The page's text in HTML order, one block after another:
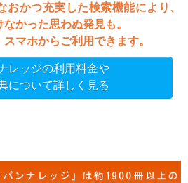
おかつ充実した検索機能により、
かった思わぬ発見も。
マホからご利用できます。
レッジの利用料金や
について詳しく見る